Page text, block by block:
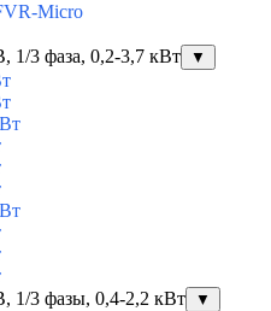
Micro
1/3 фаза, 0,2-3,7 кВт
▼
1/3 фазы, 0,4-2,2 кВт
▼